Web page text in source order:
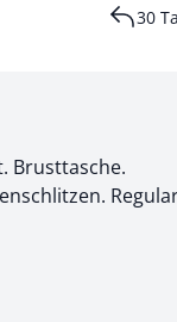
30
Brusttasche.